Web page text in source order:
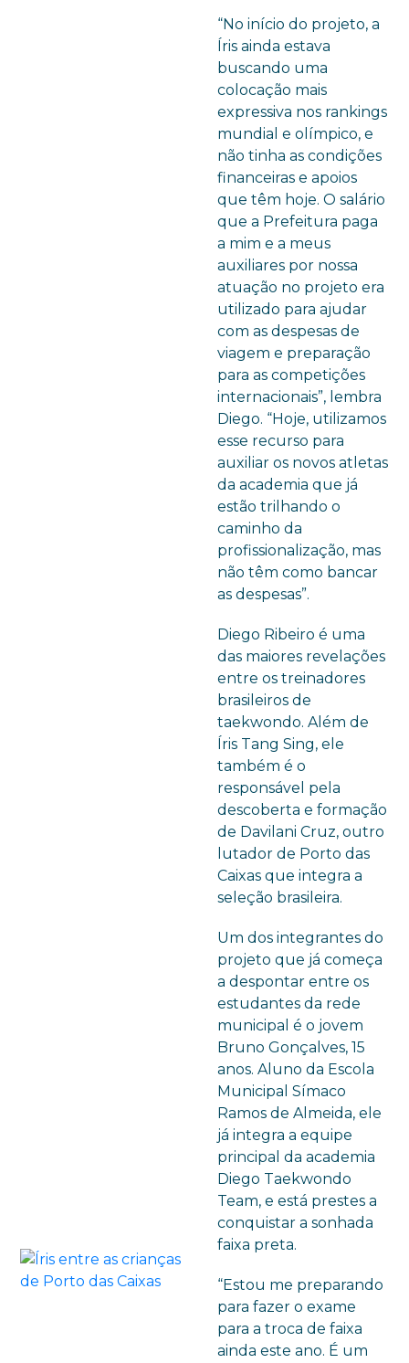
“No início do projeto, a
Íris ainda estava
buscando uma
colocação mais
expressiva nos rankings
mundial e olímpico, e
não tinha as condições
financeiras e apoios
que têm hoje. O salário
que a Prefeitura paga
a mim e a meus
auxiliares por nossa
atuação no projeto era
utilizado para ajudar
com as despesas de
viagem e preparação
para as competições
internacionais”, lembra
Diego. “Hoje, utilizamos
esse recurso para
auxiliar os novos atletas
da academia que já
estão trilhando o
caminho da
profissionalização, mas
não têm como bancar
as despesas”.
Diego Ribeiro é uma
das maiores revelações
entre os treinadores
brasileiros de
taekwondo. Além de
Íris Tang Sing, ele
também é o
responsável pela
descoberta e formação
de Davilani Cruz, outro
lutador de Porto das
Caixas que integra a
seleção brasileira.
Um dos integrantes do
projeto que já começa
a despontar entre os
estudantes da rede
municipal é o jovem
Bruno Gonçalves, 15
anos. Aluno da Escola
Municipal Símaco
Ramos de Almeida, ele
já integra a equipe
principal da academia
Diego Taekwondo
Team, e está prestes a
conquistar a sonhada
faixa preta.
“Estou me preparando
para fazer o exame
para a troca de faixa
ainda este ano. É um